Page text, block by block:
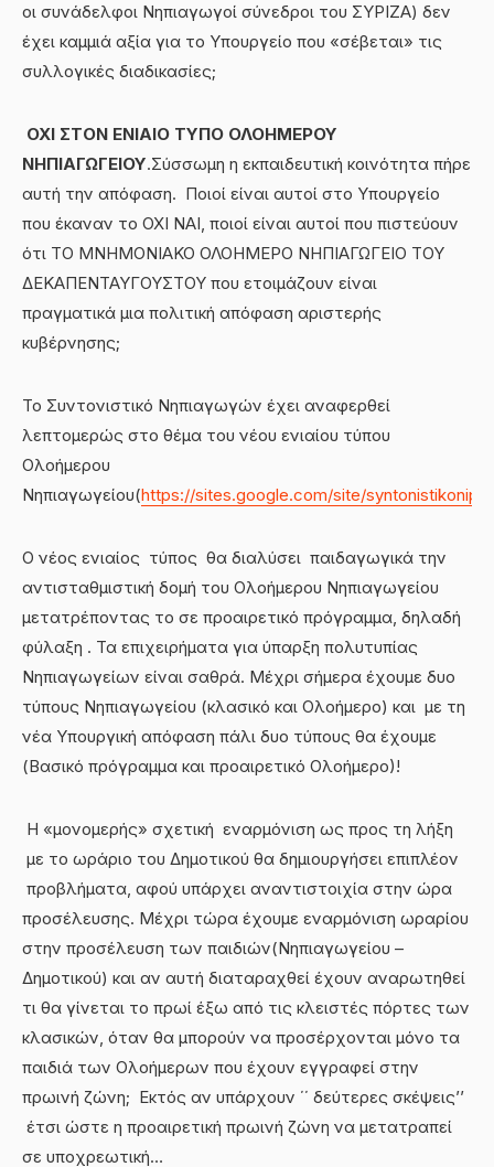
οι συνάδελφοι Νηπιαγωγοί σύνεδροι του ΣΥΡΙΖΑ) δεν
έχει καμμιά αξία για το Υπουργείο που «σέβεται» τις
συλλογικές διαδικασίες;
ΟΧΙ ΣΤΟΝ ΕΝΙΑΙΟ ΤΥΠΟ ΟΛΟΗΜΕΡΟΥ
ΝΗΠΙΑΓΩΓΕΙΟΥ.Σύσσωμη η εκπαιδευτική κοινότητα πήρε
αυτή την απόφαση. Ποιοί είναι αυτοί στο Υπουργείο
που έκαναν το ΟΧΙ ΝΑΙ, ποιοί είναι αυτοί που πιστεύουν
ότι ΤΟ ΜΝΗΜΟΝΙΑΚΟ ΟΛΟΗΜΕΡΟ ΝΗΠΙΑΓΩΓΕΙΟ ΤΟΥ
ΔΕΚΑΠΕΝΤΑΥΓΟΥΣΤΟΥ που ετοιμάζουν είναι
πραγματικά μια πολιτική απόφαση αριστερής
κυβέρνησης;
Το Συντονιστικό Νηπιαγωγών έχει αναφερθεί
λεπτομερώς στο θέμα του νέου ενιαίου τύπου
Ολοήμερου
Νηπιαγωγείου(https://sites.google.com/site/
Ο νέος ενιαίος τύπος θα διαλύσει παιδαγωγικά την
αντισταθμιστική δομή του Ολοήμερου Νηπιαγωγείου
μετατρέποντας το σε προαιρετικό πρόγραμμα, δηλαδή
φύλαξη . Τα επιχειρήματα για ύπαρξη πολυτυπίας
Νηπιαγωγείων είναι σαθρά. Μέχρι σήμερα έχουμε δυο
τύπους Νηπιαγωγείου (κλασικό και Ολοήμερο) και με τη
νέα Υπουργική απόφαση πάλι δυο τύπους θα έχουμε
(Βασικό πρόγραμμα και προαιρετικό Ολοήμερο)!
Η «μονομερής» σχετική εναρμόνιση ως προς τη λήξη
με το ωράριο του Δημοτικού θα δημιουργήσει επιπλέον
προβλήματα, αφού υπάρχει αναντιστοιχία στην ώρα
προσέλευσης. Μέχρι τώρα έχουμε εναρμόνιση ωραρίου
στην προσέλευση των παιδιών(Νηπιαγωγείου –
Δημοτικού) και αν αυτή διαταραχθεί έχουν αναρωτηθεί
τι θα γίνεται το πρωί έξω από τις κλειστές πόρτες των
κλασικών, όταν θα μπορούν να προσέρχονται μόνο τα
παιδιά των Ολοήμερων που έχουν εγγραφεί στην
πρωινή ζώνη; Εκτός αν υπάρχουν ΄΄ δεύτερες σκέψεις’’
έτσι ώστε η προαιρετική πρωινή ζώνη να μετατραπεί
σε υποχρεωτική…